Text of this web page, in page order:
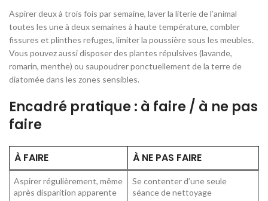
Aspirer deux à trois fois par semaine, laver la literie de l’animal
toutes les une à deux semaines à haute température, combler
fissures et plinthes refuges, limiter la poussière sous les meubles.
Vous pouvez aussi disposer des plantes répulsives (lavande,
romarin, menthe) ou saupoudrer ponctuellement de la terre de
diatomée dans les zones sensibles.
Encadré pratique : à faire / à ne pas
faire
À FAIRE À NE PAS FAIRE
Aspirer régulièrement, même
après disparition apparente
Se contenter d’une seule
séance de nettoyage